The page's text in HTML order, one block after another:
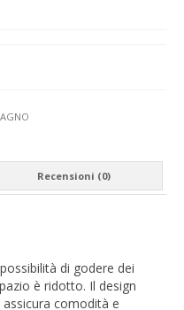
Recensioni (0)
di godere dei
è ridotto. Il design
comodità e